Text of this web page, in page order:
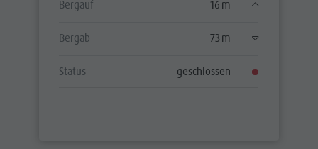
Bergauf 16 m
Bergab 73 m
Status geschlossen